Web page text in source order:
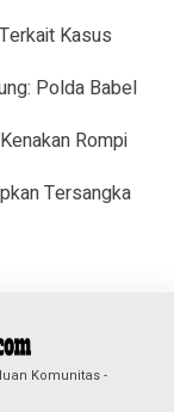
Kasus
Polda Babel
Rompi
Tersangka
Komunitas